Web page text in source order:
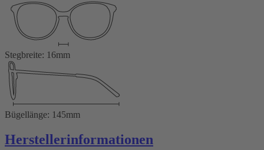
Stegbreite: 16mm
Bügellänge: 145mm
Herstellerinformationen